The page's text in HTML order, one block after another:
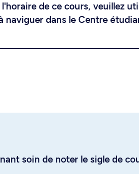
de ce cours, veuillez
naviguer dans le Centre
soin de noter le sigle de